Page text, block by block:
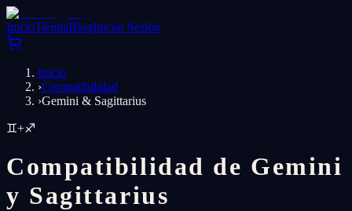
InicioTiendaBlogIniciar Sesión
Inicio
›Compatibilidad
›Gemini & Sagittarius
♊+♐
Compatibilidad de Gemini
y Sagittarius